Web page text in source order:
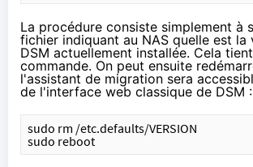
La procédure consiste simplement à
fichier indiquant au NAS quelle est la
DSM actuellement installée. Cela
commande. On peut ensuite
l'assistant de migration sera
de l'interface web classique de DSM :
sudo rm /etc.defaults/VERSION
sudo reboot